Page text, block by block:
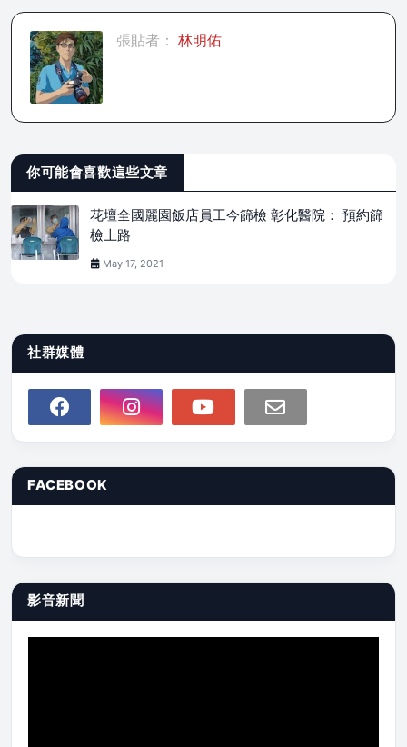
張貼者： 林明佑
你可能會喜歡這些文章
花壇全國麗園飯店員工今篩檢 彰化醫院： 預約篩
檢上路
May 17, 2021
社群媒體
FACEBOOK
影音新聞